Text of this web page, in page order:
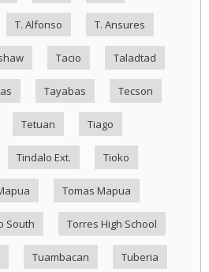
T. Alfonso T. Ansures
Tacio Taladtad
Tayabas Tecson
Tetuan Tiago
Tindalo Ext. Tioko
Tomas Mapua
South Torres High School
Tuambacan Tuberia